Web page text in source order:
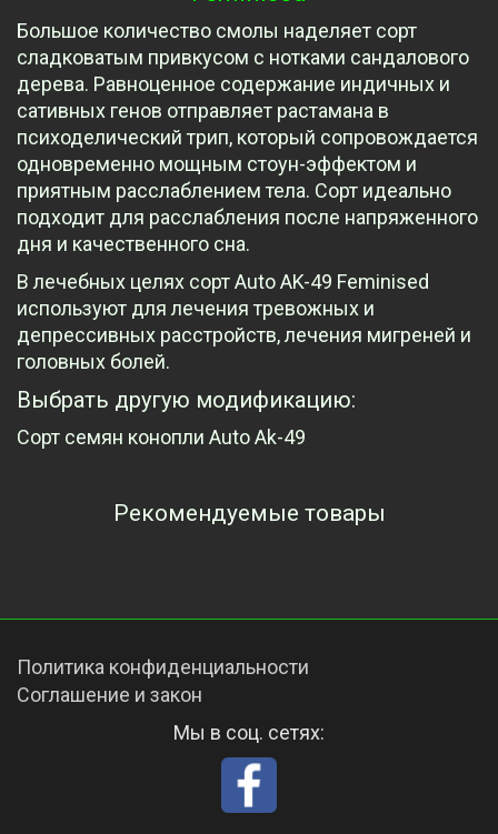
Большое количество смолы наделяет сорт
сладковатым привкусом с нотками сандалового
дерева. Равноценное содержание индичных и
сативных генов отправляет растамана в
психоделический трип, который сопровождается
одновременно мощным стоун-эффектом и
приятным расслаблением тела. Сорт идеально
подходит для расслабления после напряженного
дня и качественного сна.
В лечебных целях сорт Auto AK-49 Feminised
используют для лечения тревожных и
депрессивных расстройств, лечения мигреней и
головных болей.
Выбрать другую модификацию:
Сорт семян конопли Auto Ak-49
Рекомендуемые товары
Политика конфиденциальности
Соглашение и закон
Мы в соц. сетях: